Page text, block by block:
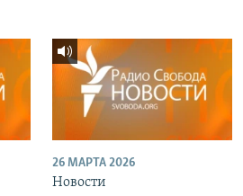
26 МАРТА 2026
Новости